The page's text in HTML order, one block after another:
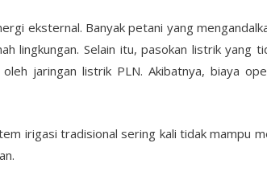
eksternal. Banyak petani yang
lingkungan. Selain itu, pasokan listrik yang
jaringan listrik PLN. Akibatnya, biaya
irigasi tradisional sering kali tidak mampu